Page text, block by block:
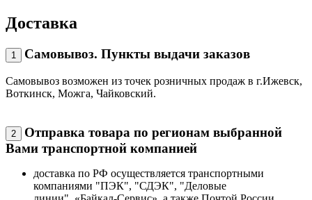
Доставка
1 Самовывоз. Пункты выдачи заказов
Самовывоз возможен из точек розничных продаж в г.Ижевск,
Воткинск, Можга, Чайковский.
2
Отправка товара по регионам выбранной
Вами транспортной компанией
доставка по РФ осуществляется транспортными
компаниями "ПЭК", "СДЭК", "Деловые